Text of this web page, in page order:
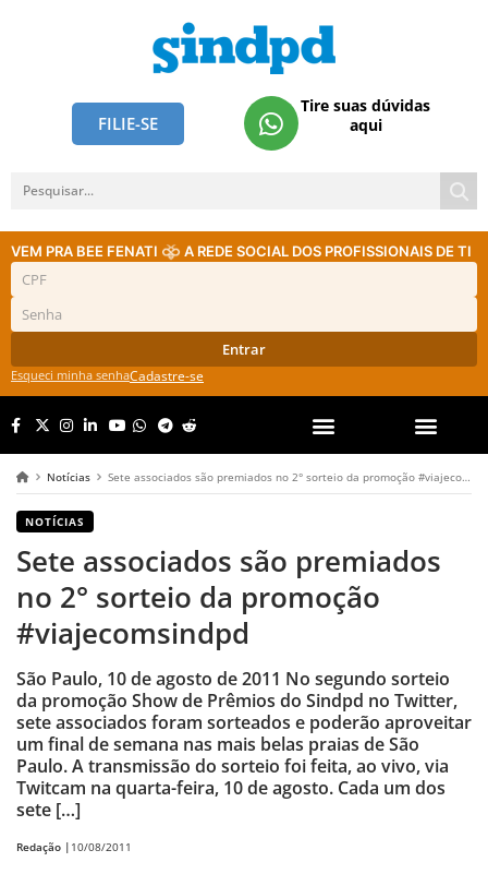
FILIE-SE
Tire suas dúvidas
aqui
VEM PRA BEE FENATI A REDE SOCIAL DOS PROFISSIONAIS DE TI
Entrar
Esqueci minha senhaCadastre-se
Notícias Sete associados são premiados no 2° sorteio da promoção #viajecomsindpd
NOTÍCIAS
Sete associados são premiados
no 2° sorteio da promoção
#viajecomsindpd
São Paulo, 10 de agosto de 2011 No segundo sorteio
da promoção Show de Prêmios do Sindpd no Twitter,
sete associados foram sorteados e poderão aproveitar
um final de semana nas mais belas praias de São
Paulo. A transmissão do sorteio foi feita, ao vivo, via
Twitcam na quarta-feira, 10 de agosto. Cada um dos
sete […]
Redação | 10/08/2011